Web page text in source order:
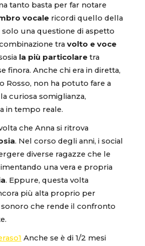
tanto basta per far notare
vocale ricordi quello della
solo una questione di aspetto
tra volto e voce
la più particolare tra
finora. Anche chi era in diretta,
Rosso, non ha potuto fare a
curiosa somiglianza,
in tempo reale.
che Anna si ritrova
. Nel corso degli anni, i social
diverse ragazze che le
una vera e propria
. Eppure, questa volta
più alta proprio per
che rende il confronto
Anche se è di 1/2 mesi